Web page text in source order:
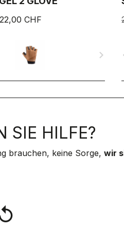
22,00 CHF
navigate_next
SIE HILFE?
brauchen, keine Sorge, wir